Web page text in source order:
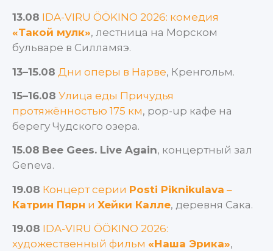
13.08 IDA-VIRU ÖÖKINO 2026: комедия
«Такой мулк», лестница на Морском
бульваре в Силламяэ.
13–15.08 Дни оперы в Нарве, Кренгольм.
15–16.08 Улица еды Причудья
протяжённостью 175 км, pop-up кафе на
берегу Чудского озера.
15.08 Bee Gees. Live Again, концертный зал
Geneva.
19.08 Концерт серии Posti Piknikulava –
Катрин Пярн и Хейки Калле, деревня Сака.
19.08 IDA-VIRU ÖÖKINO 2026:
художественный фильм «Наша Эрика»,